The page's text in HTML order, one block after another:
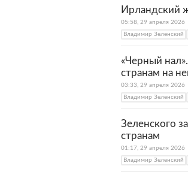
Ирландский
05:58, 29 апреля 2026
Владимир Зеленский
«Черный
странам на
03:33, 29 апреля 2026
Владимир Зеленский
Зеленского
странам
01:17, 29 апреля 2026
Владимир Зеленский